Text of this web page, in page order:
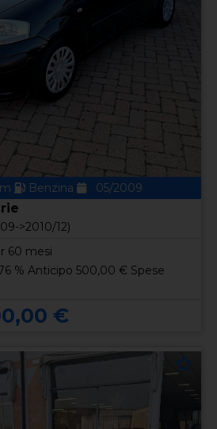
Benzina 05/2009
>2010/12)
60 mesi
% Anticipo 500,00 € Spese
€